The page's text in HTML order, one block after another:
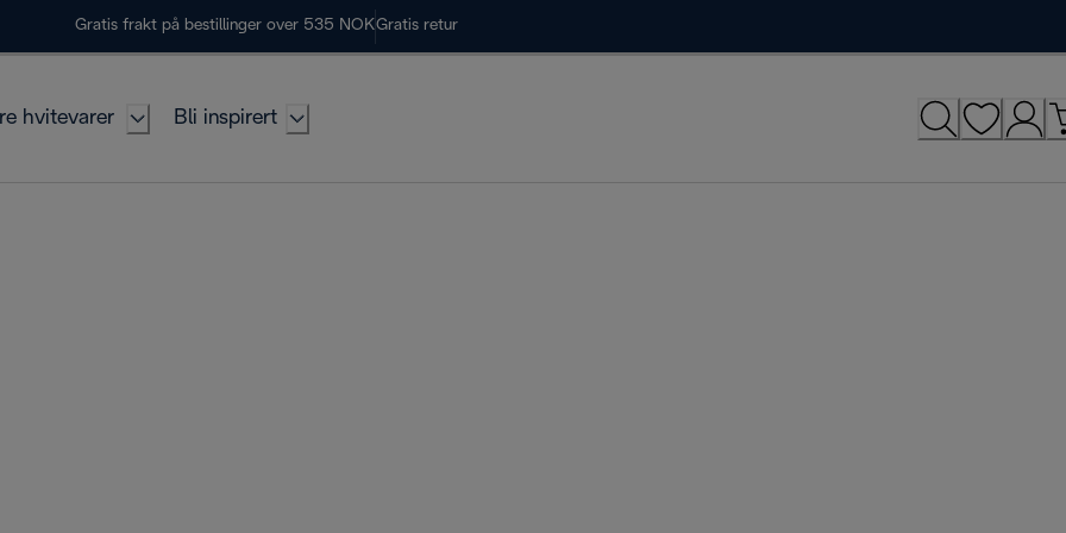
Gratis frakt på bestillinger over 535 NOKGratis retur
hvitevarer Bli inspirert